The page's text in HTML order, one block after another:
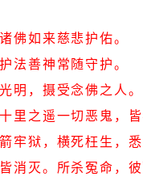
佛如来慈悲护佑。
法善神常随守护。
明，摄受念佛之人。
里之遥一切恶鬼，
牢狱，横死枉生，
消灭。所杀冤命，